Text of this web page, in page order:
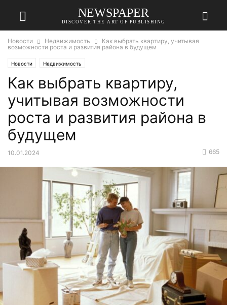
NEWSPAPER
DISCOVER THE ART OF PUBLISHING
Новости Недвижимость
Как выбрать квартиру, учитывая
возможности роста и развития района в будущем
Новости Недвижимость
Как выбрать квартиру,
учитывая возможности
роста и развития района в
будущем
10.01.2024 665